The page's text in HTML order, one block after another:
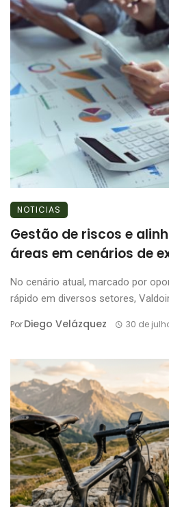
NOTICIAS
Gestão de riscos e
áreas em cenários de
No cenário atual, marcado por
rápido em diversos setores,
PorDiego Velázquez 30 de